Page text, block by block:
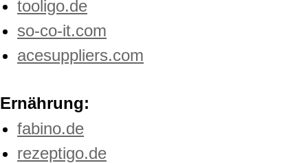
tooligo.de
so-co-it.com
acesuppliers.com
Ernährung:
fabino.de
rezeptigo.de